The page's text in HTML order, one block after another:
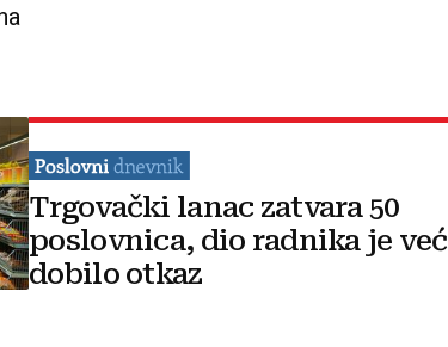
Trgovački lanac zatvara 50
poslovnica, dio radnika je već
dobilo otkaz